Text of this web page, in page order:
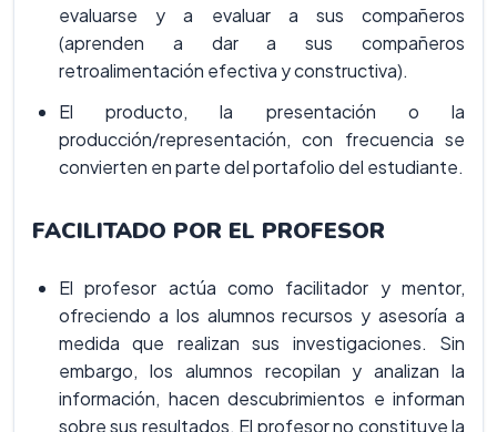
evaluarse y a evaluar a sus compañeros
(aprenden a dar a sus compañeros
retroalimentación efectiva y constructiva).
El producto, la presentación o la
producción/representación, con frecuencia se
convierten en parte del portafolio del estudiante.
FACILITADO POR EL PROFESOR
El profesor actúa como facilitador y mentor,
ofreciendo a los alumnos recursos y asesoría a
medida que realizan sus investigaciones. Sin
embargo, los alumnos recopilan y analizan la
información, hacen descubrimientos e informan
sobre sus resultados. El profesor no constituye la